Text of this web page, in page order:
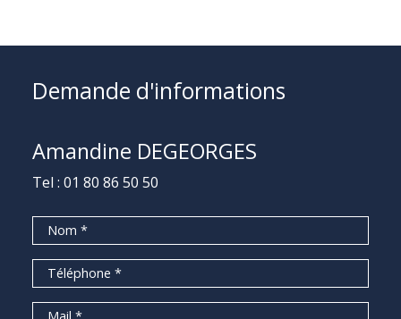
Demande d'informations
Amandine DEGEORGES
Tel : 01 80 86 50 50